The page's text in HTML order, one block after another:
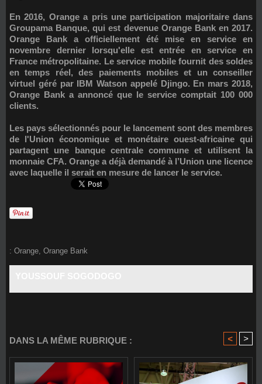
En 2016, Orange a pris une participation majoritaire dans
Groupama Banque, qui est devenue Orange Bank en 2017.
Orange Bank a officiellement été mise en service en
novembre dernier lorsqu'elle est entrée en service en
France métropolitaine. Le service mobile fournit des soldes
en temps réel, des paiements mobiles et un conseiller
virtuel géré par IBM Watson appelé Djingo. En mars 2018,
Orange Bank a annoncé que le service comptait 100 000
clients.
Les pays sélectionnés pour le lancement sont des membres
de l'Union économique et monétaire ouest-africaine qui
partagent une banque centrale commune et utilisent la
monnaie CFA. Orange a déjà demandé à l’Union une licence
avec laquelle il serait en mesure de lancer le service.
: Orange Orange Bank
DANS LA MÊME RUBRIQUE : < >